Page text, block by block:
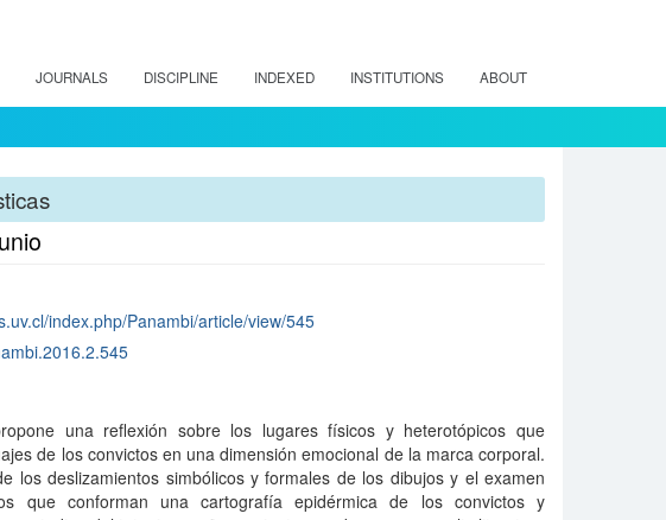
JOURNALS DISCIPLINE INDEXED INSTITUTIONS ABOUT
index.php/Panambi/article/view/545
una reflexión sobre los lugares físicos y heterotópicos que
de los convictos en una dimensión emocional de la marca corporal.
los deslizamientos simbólicos y formales de los dibujos y el examen
que conforman una cartografía epidérmica de los convictos y